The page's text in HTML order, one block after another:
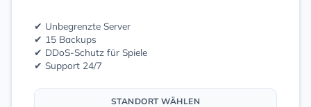
✔ Unbegrenzte Server
✔ 15 Backups
✔ DDoS-Schutz für Spiele
✔ Support 24/7
STANDORT WÄHLEN